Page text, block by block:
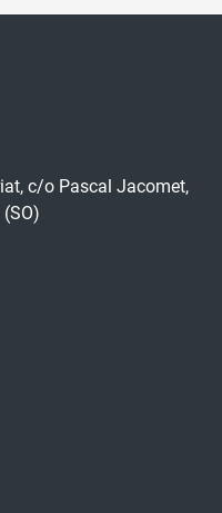
c/o Pascal Jacomet,